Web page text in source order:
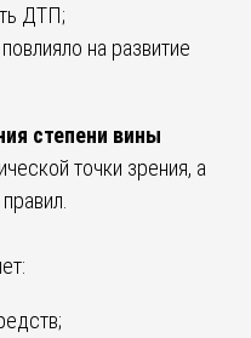
ДТП;
на развитие
степени вины
точки зрения, а